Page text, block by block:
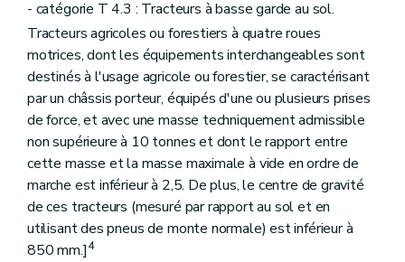
- catégorie T 4.3 : Tracteurs à basse garde au sol.
Tracteurs agricoles ou forestiers à quatre roues
motrices, dont les équipements interchangeables sont
destinés à l'usage agricole ou forestier, se caractérisant
par un châssis porteur, équipés d'une ou plusieurs prises
de force, et avec une masse techniquement admissible
non supérieure à 10 tonnes et dont le rapport entre
cette masse et la masse maximale à vide en ordre de
marche est inférieur à 2,5. De plus, le centre de gravité
de ces tracteurs (mesuré par rapport au sol et en
utilisant des pneus de monte normale) est inférieur à
850 mm.]4